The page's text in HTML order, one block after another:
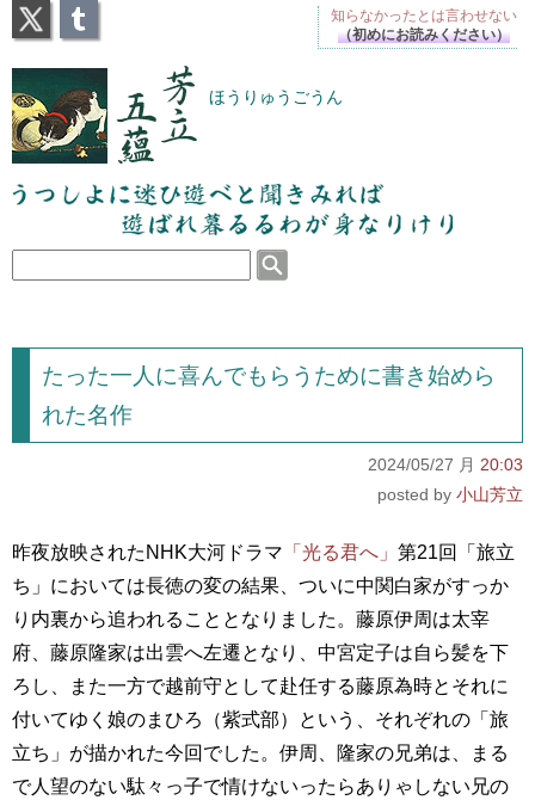
芳立五蘊 ほうりゅうごうん
うつしよに迷ひ遊べと聞きみれば遊ばれ暮るるわが
身なりけり
たった一人に喜んでもらうために書き始めら
れた名作
2024/05/27 月 20:03
小山芳立
昨夜放映されたNHK大河ドラマ 「光る君へ」 第21回「旅立
ち」においては長徳の変の結果、ついに中関白家がすっか
り内裏から追われることとなりました。藤原伊周は太宰
府、藤原隆家は出雲へ左遷となり、中宮定子は自ら髪を下
ろし、また一方で越前守として赴任する藤原為時とそれに
付いてゆく娘のまひろ（紫式部）という、それぞれの「旅
立ち」が描かれた今回でした。伊周、隆家の兄弟は、まる
で人望のない駄々っ子で情けないったらありゃしない兄の
知らなかったとは言わせない
（初めにお読みください）
X Tumblr